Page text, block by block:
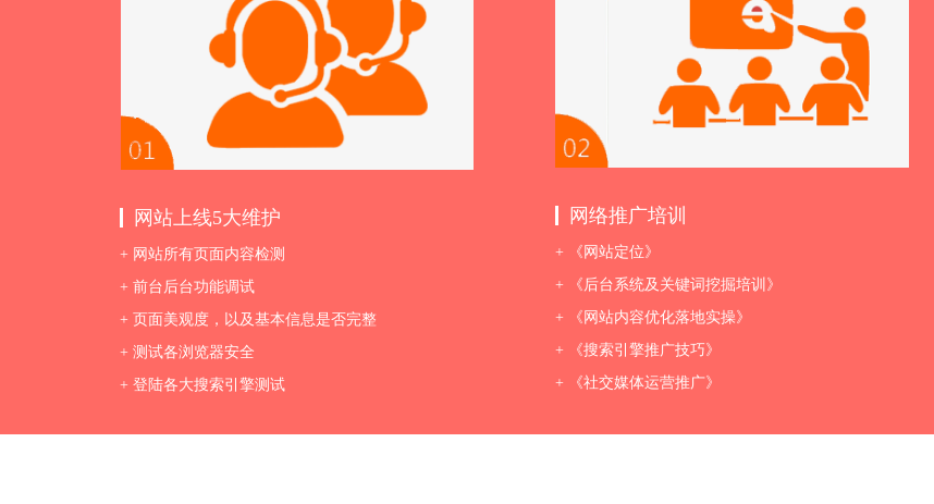
网站上线5大维护
+ 网站所有页面内容检测
+ 前台后台功能调试
+ 页面美观度，以及基本信息是否完整
+ 测试各浏览器安全
+ 登陆各大搜索引擎测试
网络推广培训
+ 《网站定位》
+ 《后台系统及关键词挖掘培训》
+ 《网站内容优化落地实操》
+ 《搜索引擎推广技巧》
+ 《社交媒体运营推广》